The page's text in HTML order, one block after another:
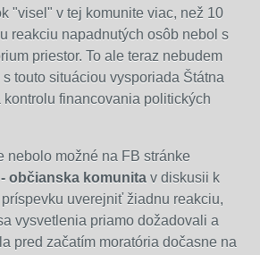
"visel" v tej komunite viac, než 10
reakciu napadnutých osôb nebol s
priestor. To ale teraz nebudem
touto situáciou vysporiada Štátna
kontrolu financovania politických
nebolo možné na FB stránke
občianska komunita v diskusii k
uverejniť žiadnu reakciu,
vysvetlenia priamo dožadovali a
pred začatím moratória dočasne na